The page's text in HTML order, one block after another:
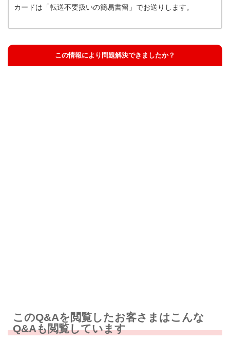
カードは「転送不要扱いの簡易書留」でお送りします。
この情報により問題解決できましたか？
このQ&Aを閲覧したお客さまはこんな
Q&Aも閲覧しています